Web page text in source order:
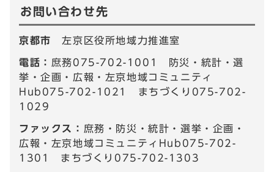
お問い合わせ先
京都市左京区役所地域力推進室
電話： 庶務075-702-1001 防災・統計・選
挙・企画・広報・左京地域コミュニティ
Hub075-702-1021 まちづくり075-702-
1029
ファックス： 庶務・防災・統計・選挙・企画・
広報・左京地域コミュニティHub075-702-
1301 まちづくり075-702-1303